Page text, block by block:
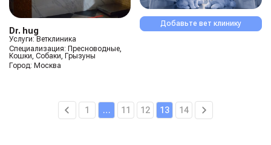
Dr. hug
Услуги: Ветклиника
Специализация: Пресноводные,
Кошки, Собаки, Грызуны
Город: Москва
Добавьте вет клинику
1 … 11 12 13 14